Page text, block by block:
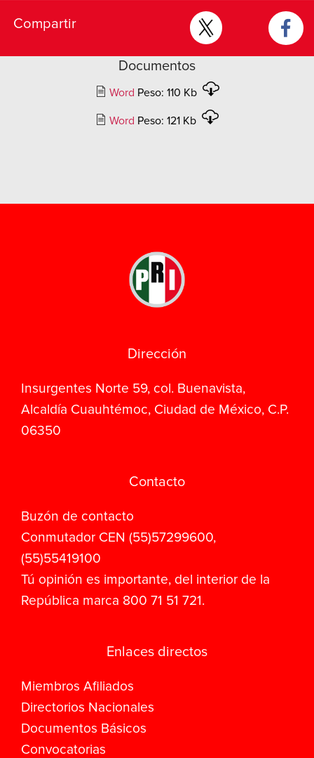
Compartir
Documentos
Word Peso: 110 Kb
Word Peso: 121 Kb
Dirección
Insurgentes Norte 59, col. Buenavista,
Alcaldía Cuauhtémoc, Ciudad de México, C.P.
06350
Contacto
Buzón de contacto
Conmutador CEN (55)57299600,
(55)55419100
Tú opinión es importante, del interior de la
República marca 800 71 51 721.
Enlaces directos
Miembros Afiliados
Directorios Nacionales
Documentos Básicos
Convocatorias